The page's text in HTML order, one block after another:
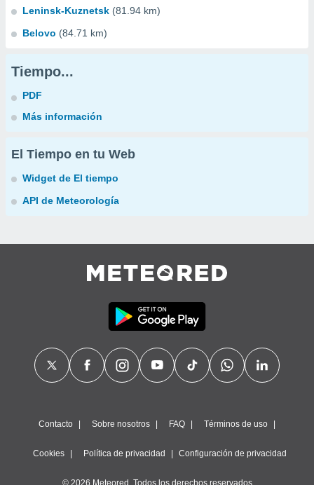
Leninsk-Kuznetsk (81.94 km)
Belovo (84.71 km)
Tiempo...
PDF
Más información
El Tiempo en tu Web
Widget de El tiempo
API de Meteorología
Contacto Sobre nosotros FAQ Términos de uso
Cookies Política de privacidad Configuración de privacidad
© 2026 Meteored. Todos los derechos reservados